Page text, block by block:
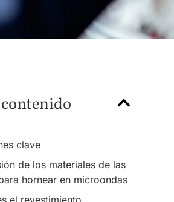
clave
de los materiales de las
hornear en microondas
el revestimiento